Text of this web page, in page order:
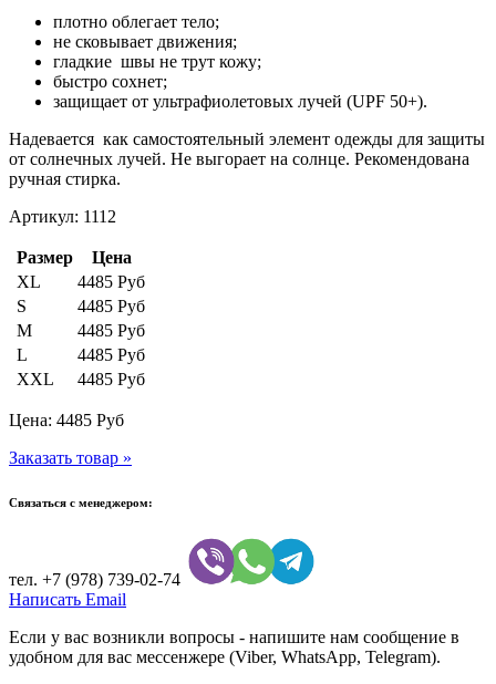
плотно облегает тело;
не сковывает движения;
гладкие швы не трут кожу;
быстро сохнет;
защищает от ультрафиолетовых лучей (UPF 50+).
Надевается как самостоятельный элемент одежды для защиты
от солнечных лучей. Не выгорает на солнце. Рекомендована
ручная стирка.
Артикул: 1112
Размер
Цена
XL
4485 Руб
S
4485 Руб
M
4485 Руб
L
4485 Руб
XXL
4485 Руб
Цена: 4485 Руб
Заказать товар »
Связаться с менеджером:
тел. +7 (978) 739-02-74
Написать Email
Если у вас возникли вопросы - напишите нам сообщение в
удобном для вас мессенжере (Viber, WhatsApp, Telegram).